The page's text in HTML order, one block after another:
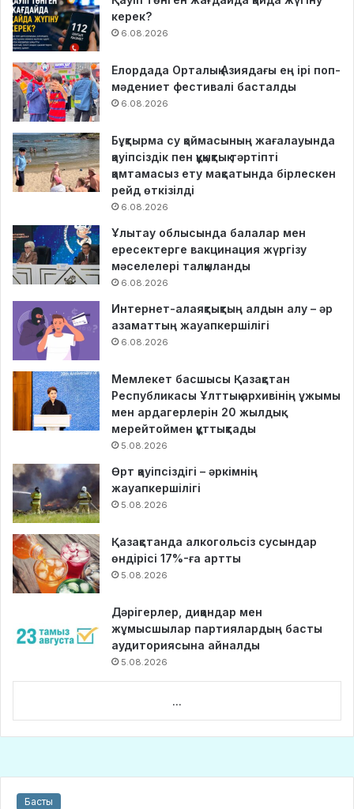
керек?
6.08.2026
Елордада Орталық Азиядағы ең ірі поп-
мәдениет фестивалі басталды
6.08.2026
Бұқтырма су қоймасының жағалауында
қауіпсіздік пен құқықтық тәртіпті
қамтамасыз ету мақсатында бірлескен
рейд өткізілді
6.08.2026
Ұлытау облысында балалар мен
ересектерге вакцинация жүргізу
мәселелері талқыланды
6.08.2026
Интернет-алаяқтықтың алдын алу – әр
азаматтың жауапкершілігі
6.08.2026
Мемлекет басшысы Қазақстан
Республикасы Ұлттық архивінің ұжымы
мен ардагерлерін 20 жылдық
мерейтоймен құттықтады
5.08.2026
Өрт қауіпсіздігі – әркімнің
жауапкершілігі
5.08.2026
Қазақстанда алкогольсіз сусындар
өндірісі 17%-ға артты
5.08.2026
Дәрігерлер, диқандар мен
жұмысшылар партиялардың басты
аудиториясына айналды
5.08.2026
...